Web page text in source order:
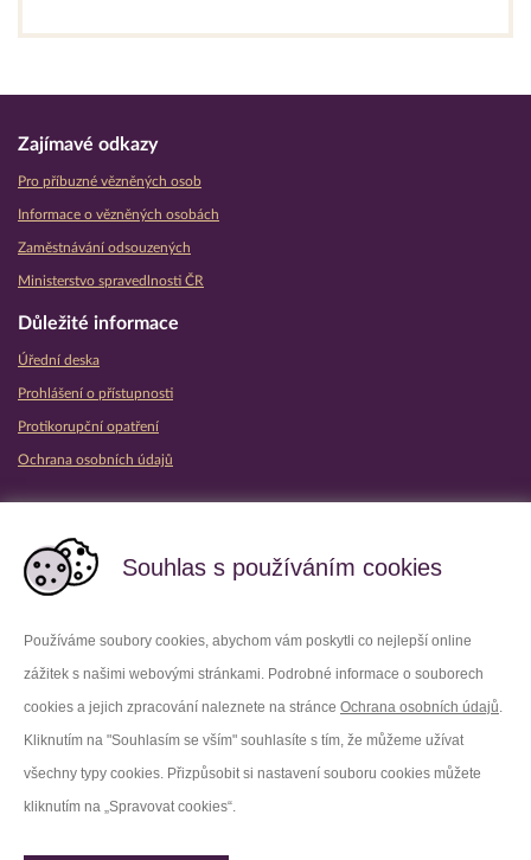
Souhlas s používáním cookies
Používáme soubory cookies, abychom vám poskytli co nejlepší online
zážitek s našimi webovými stránkami. Podrobné informace o souborech
cookies a jejich zpracování naleznete na stránce Ochrana osobních údajů.
Kliknutím na "Souhlasím se vším" souhlasíte s tím, že můžeme užívat
všechny typy cookies. Přizpůsobit si nastavení souboru cookies můžete
kliknutím na „Spravovat cookies“.
Zajímavé odkazy
Pro příbuzné vězněných osob
Informace o vězněných osobách
Zaměstnávání odsouzených
Ministerstvo spravedlnosti ČR
Důležité informace
Úřední deska
Prohlášení o přístupnosti
Protikorupční opatření
Ochrana osobních údajů
Facebook Youtube
LinkedIn